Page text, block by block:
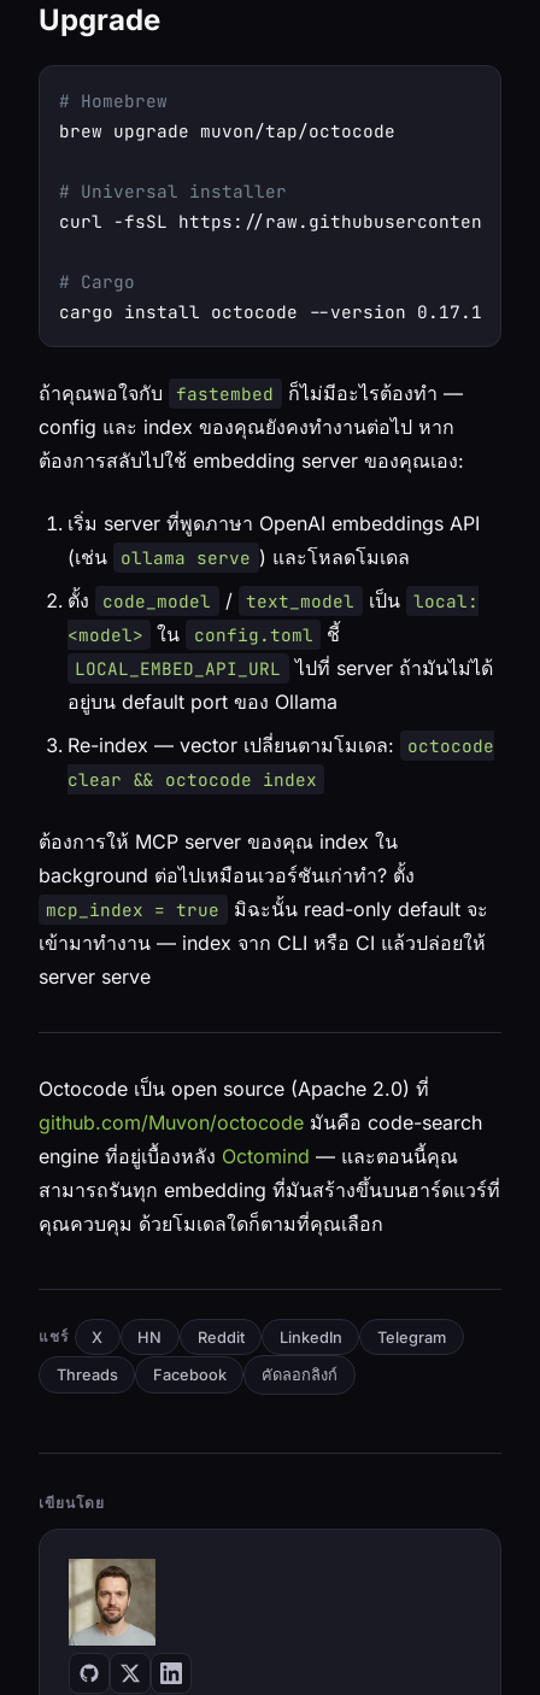
Upgrade
# Homebrew
brew upgrade muvon/tap/octocode
# Universal installer
curl -fsSL https://
# Cargo
ถ้าคุณพอใจกับ fastembed
ก็ไม่มีอะไรต้องทำ —
config และ index ของคุณยังคงทำงานต่อไป หาก
ต้องการสลับไปใช้ embedding server ของคุณเอง:
เริ่ม server ที่พูดภาษา OpenAI embeddings API
(เช่น
ollama serve ) และโหลดโมเดล
ตั้ง
code_model / text_model เป็น local:
<model>
ใน config.toml ชี้
LOCAL_EMBED_API_URL
ไปที่ server ถ้ามันไม่ได้
อยู่บน default port ของ Ollama
Re-index — vector เปลี่ยนตามโมเดล:
octocode
clear && octocode index
ต้องการให้ MCP server ของคุณ index ใน
background ต่อไปเหมือนเวอร์ชันเก่าทำ? ตั้ง
mcp_index = true
มิฉะนั้น read-only default จะ
เข้ามาทำงาน — index จาก CLI หรือ CI แล้วปล่อยให้
server serve
Octocode เป็น open source (Apache 2.0) ที่
github.com/Muvon/octocode มันคือ code-search
engine ที่อยู่เบื้องหลัง Octomind — และตอนนี้คุณ
สามารถรันทุก embedding ที่มันสร้างขึ้นบนฮาร์ดแวร์ที่
คุณควบคุม ด้วยโมเดลใดก็ตามที่คุณเลือก
แชร์ X HN Reddit LinkedIn Telegram
Threads Facebook คัดลอกลิงก์
เขียนโดย